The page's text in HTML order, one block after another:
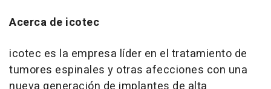
Acerca de icotec
icotec es la empresa líder en el tratamiento de
tumores espinales y otras afecciones con una